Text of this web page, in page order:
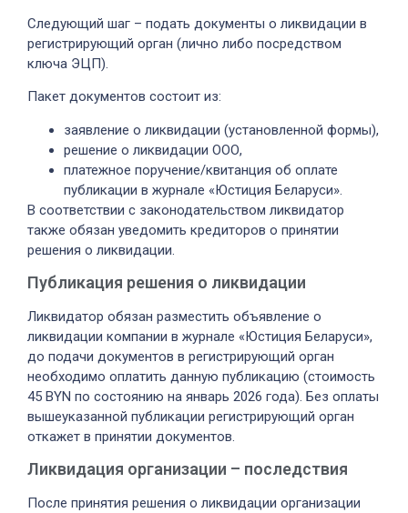
Следующий шаг – подать документы о ликвидации в
регистрирующий орган (лично либо посредством
ключа ЭЦП).
Пакет документов состоит из:
заявление о ликвидации (установленной формы),
решение о ликвидации ООО,
платежное поручение/квитанция об оплате
публикации в журнале «Юстиция Беларуси».
В соответствии с законодательством ликвидатор
также обязан уведомить кредиторов о принятии
решения о ликвидации.
Публикация решения о ликвидации
Ликвидатор обязан разместить объявление о
ликвидации компании в журнале «Юстиция Беларуси»,
до подачи документов в регистрирующий орган
необходимо оплатить данную публикацию (стоимость
45 BYN по состоянию на январь 2026 года). Без оплаты
вышеуказанной публикации регистрирующий орган
откажет в принятии документов.
Ликвидация организации – последствия
После принятия решения о ликвидации организации